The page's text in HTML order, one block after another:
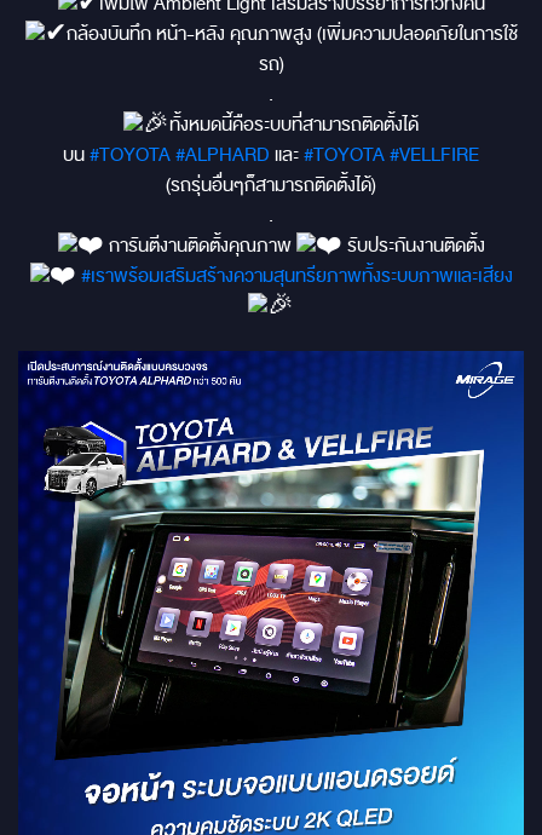
กล้องบันทึก หน้า-หลัง คุณภาพสูง (เพิ่มความปลอดภัยในการใช้
รถ)
.
ทั้งหมดนี้คือระบบที่สามารถติดตั้งได้
บน#TOYOTA#ALPHARD และ#TOYOTA#VELLFIRE
(รถรุ่นอื่นๆก็สามารถติดตั้งได้)
.
การันตีงานติดตั้งคุณภาพ
รับประกันงานติดตั้ง
#เราพร้อมเสริมสร้างความสุนทรียภาพทั้งระบบภาพและเสียง